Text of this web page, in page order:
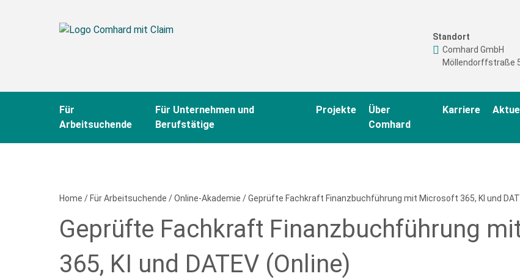
Standort
Comhard GmbH
Möllendorffstraße
Für
Arbeitsuchende
Für Unternehmen und
Berufstätige
Projekte
Über
Comhard
Karriere
Home / Für Arbeitsuchende /Online-Akademie /Geprüfte Fachkraft Finanzbuchführung mit Microsoft 365, KI und
Geprüfte Fachkraft Finanzbuchführung
365, KI und DATEV (Online)